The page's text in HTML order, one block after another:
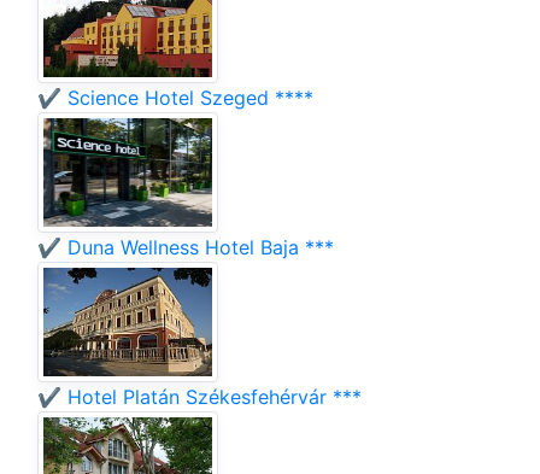
✔️ Science Hotel Szeged ****
✔️ Duna Wellness Hotel Baja ***
✔️ Hotel Platán Székesfehérvár ***